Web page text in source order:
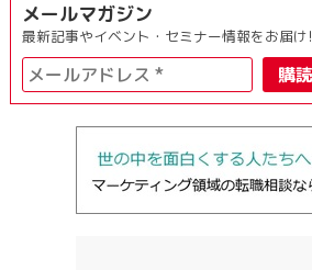
メールマガジン
最新記事やイベント・セミナー情報をお届け!